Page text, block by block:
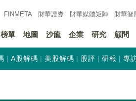
FINMETA 財華證券 財華媒體矩陣 財華智
榜單 地圖 沙龍 企業 研究 顧問
A股解碼 美股解碼 股評 研報 專